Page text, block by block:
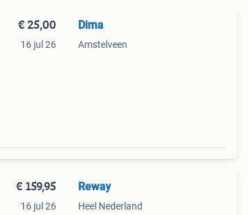
€ 25,00
16 jul 26
Dima
Amstelveen
€ 159,95
16 jul 26
Reway
Heel Nederland